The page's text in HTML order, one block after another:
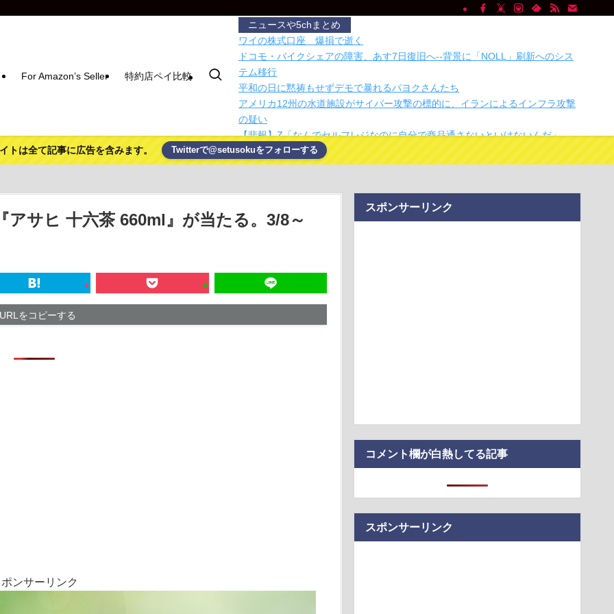
For Amazon’s Seller 特約店ペイ比較
ニュースや5chまとめ
ワイの株式口座 爆損で逝く
ドコモ・バイクシェアの障害、あす7日復旧へ--背景に「NOLL」刷新へのシス
テム移行
平和の日に黙祷もせずデモで暴れるパヨクさんたち
アメリカ12州の水道施設がサイバー攻撃の標的に、イランによるインフラ攻撃
の疑い
【悲報】Z「なんでセルフレジなのに自分で商品通さないといけないんだ」
【衝撃】「え、これカバー曲だったの！？」って知って驚いた曲あげてけ
ジャンプストアで大量注文→キャンセルを繰り返した女を逮捕 「注文で欲求
寝苦しくて目覚めるとだいたい午前3時。それ、人間の初期設定でした
AI検索はGoogle検索を置き換えるのではなく新たな顧客を呼び込んでいると
Shopifyが報告
【謎】みい山田「既に印税1億円入ってます」←こいつがネットの叩き程度にム
キになる理由
ゲトゲでした
トは全て記事に広告を含みます。 Twitterで@setusokuをフォローする
サヒ 十六茶 660ml』が当たる。3/8～
URLをコピーする
ンサーリンク
スポンサーリンク
コメント欄が白熱してる記事
スポンサーリンク